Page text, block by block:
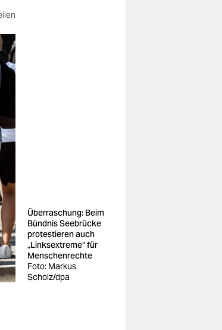
Überraschung: Beim
Bündnis Seebrücke
protestieren auch
„Linksextreme“ für
Menschenrechte
Foto: Markus
Scholz/dpa